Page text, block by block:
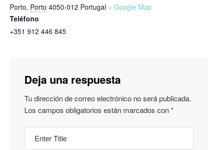
Porto, Porto 4050-012 Portugal + Google Map
Teléfono
+351 912 446 845
Deja una respuesta
Tu dirección de correo electrónico no será publicada.
Los campos obligatorios están marcados con*